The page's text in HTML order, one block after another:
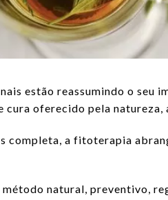
estão reassumindo o seu
cura oferecido pela
completa, a fitoterapia
método natural, preventivo,